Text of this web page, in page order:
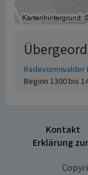
Radevormwalder
Beginn 1300 bis
Kontakt
Erklärung